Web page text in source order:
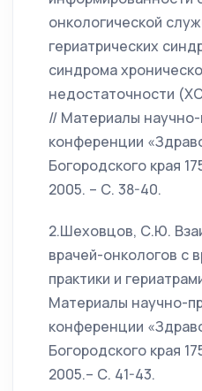
онкологической
гериатрических
синдрома
недостаточности
// Материалы научно-
конференции
Богородского края
2005. – С. 38-40.
2.Шеховцов, С.Ю.
врачей-онкологов с
практики и
Материалы научно-
конференции
Богородского края
2005.– С. 41-43.